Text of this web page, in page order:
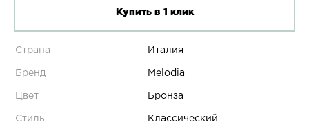
Купить в 1 клик
Страна Италия
Бренд Melodia
Цвет Бронза
Стиль Классический